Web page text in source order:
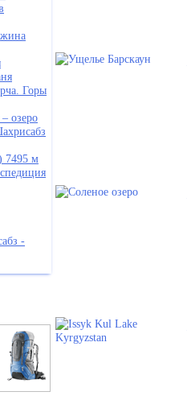
Горы
озеро
7495 м
-